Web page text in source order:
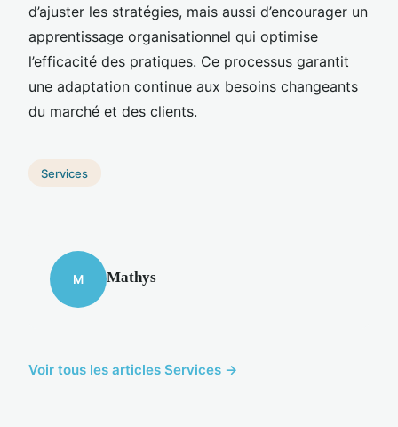
d’ajuster les stratégies, mais aussi d’encourager un
apprentissage organisationnel qui optimise
l’efficacité des pratiques. Ce processus garantit
une adaptation continue aux besoins changeants
du marché et des clients.
Services
M Mathys
Voir tous les articles Services →